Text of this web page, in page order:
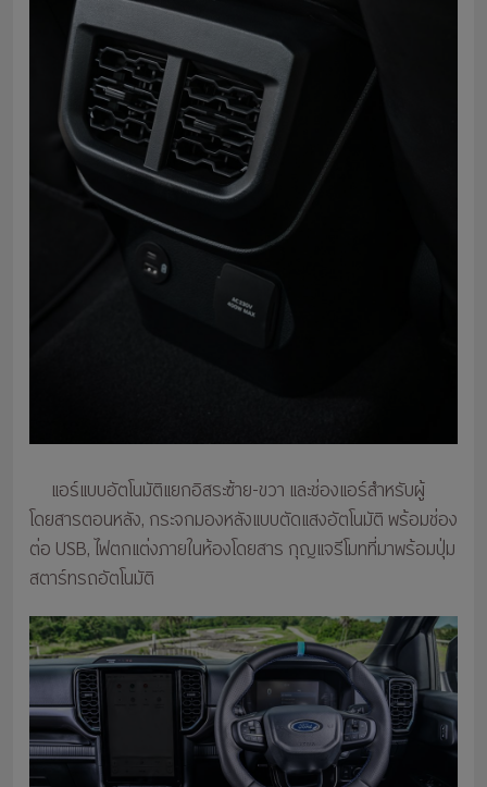
แอร์แบบอัตโนมัติแยกอิสระซ้าย-ขวา และช่องแอร์สำหรับผู้
โดยสารตอนหลัง, กระจกมองหลังแบบตัดแสงอัตโนมัติ พร้อมช่อง
ต่อ USB, ไฟตกแต่งภายในห้องโดยสาร กุญแจรีโมทที่มาพร้อมปุ่ม
สตาร์ทรถอัตโนมัติ